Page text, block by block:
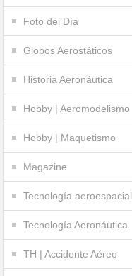
Foto del Día
Globos Aerostáticos
Historia Aeronáutica
Hobby | Aeromodelismo
Hobby | Maquetismo
Magazine
Tecnología aeroespacial
Tecnología Aeronáutica
TH | Accidente Aéreo